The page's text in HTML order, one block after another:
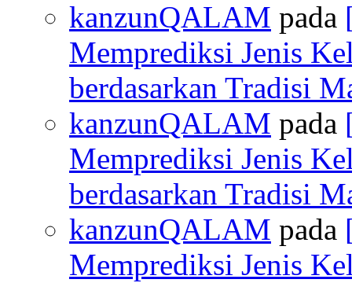
kanzunQALAM pada
Memprediksi Jenis
berdasarkan Tradisi
kanzunQALAM pada
Memprediksi Jenis
berdasarkan Tradisi
kanzunQALAM pada
Memprediksi Jenis